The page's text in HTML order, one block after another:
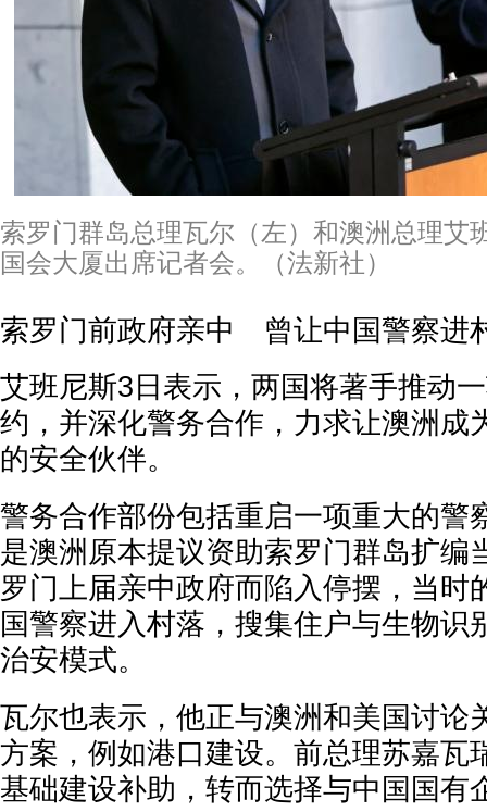
索罗门群岛总理瓦尔（左）和澳洲总理艾
国会大厦出席记者会。（法新社）
索罗门前政府亲中 曾让中国警察进
艾班尼斯3日表示，两国将著手推动
约，并深化警务合作，力求让澳洲成
的安全伙伴。
警务合作部份包括重启一项重大的警
是澳洲原本提议资助索罗门群岛扩编
罗门上届亲中政府而陷入停摆，当时
国警察进入村落，搜集住户与生物识
治安模式。
瓦尔也表示，他正与澳洲和美国讨论
方案，例如港口建设。前总理苏嘉瓦
基础建设补助，转而选择与中国国有